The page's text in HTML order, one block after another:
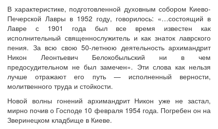
В характеристике, подготовленной духовным собором Киево-
Печерской Лавры в 1952 году, говорилось: «…состоящий в
Лавре с 1901 года был все время известен как
исполнительный священнослужитель и как знаток лаврского
пения. За всю свою 50-летнюю деятельность архимандрит
Никон Леонтьевич Белокобыльский ни в чем
предосудительном не был замечен». Эти слова как нельзя
лучше отражают его путь — исполненный верности,
молитвенного труда и стойкости.
Новой волны гонений архимандрит Никон уже не застал,
мирно почив о Господе 10 февраля 1954 года. Погребен он на
Зверинецком кладбище в Киеве.